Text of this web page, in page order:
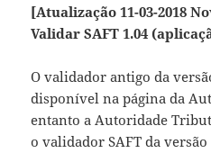
[Atualização 11-03-2018
Validar SAFT 1.04
O validador antigo da
disponível na página da
entanto a Autoridade
o validador SAFT da